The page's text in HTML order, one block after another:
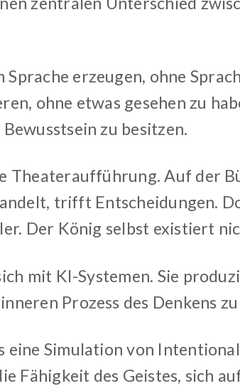
Sprache erzeugen, ohne
ohne etwas gesehen zu
zu besitzen.
Theateraufführung. Auf der
trifft Entscheidungen.
Der König selbst existiert
mit KI-Systemen. Sie
Prozess des Denkens
eine Simulation von
Fähigkeit des Geistes, sich